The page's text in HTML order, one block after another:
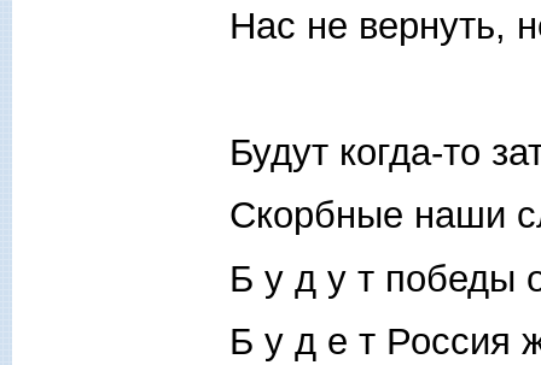
Нас не вернуть,
Будут когда-то
Скорбные наши
Б у д у т победы
Б у д е т Россия